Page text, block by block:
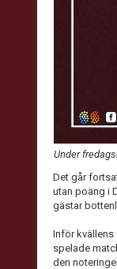
Under
Det går
utan poäng i
gästar
Inför kvällens
spelade
den